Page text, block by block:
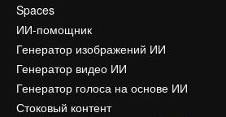
Spaces
ИИ-помощник
Генератор изображений ИИ
Генератор видео ИИ
Генератор голоса на основе ИИ
Стоковый контент